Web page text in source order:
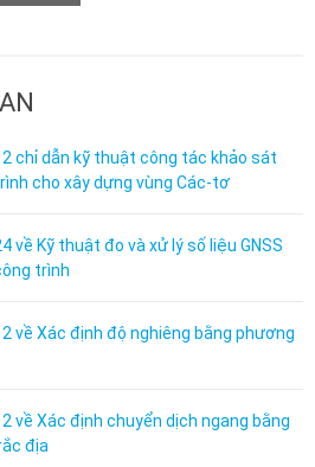
chỉ dẫn kỹ thuật công tác khảo sát
cho xây dựng vùng Các-tơ
về Kỹ thuật đo và xử lý số liệu GNSS
trình
về Xác định độ nghiêng bằng phương
về Xác định chuyển dịch ngang bằng
địa